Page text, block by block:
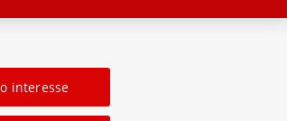
interesse